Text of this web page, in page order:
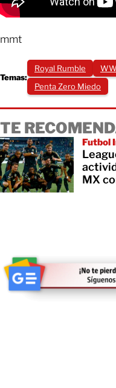
mmt
Temas:
Royal Rumble
Penta Zero Miedo
TE
Futbol
MX